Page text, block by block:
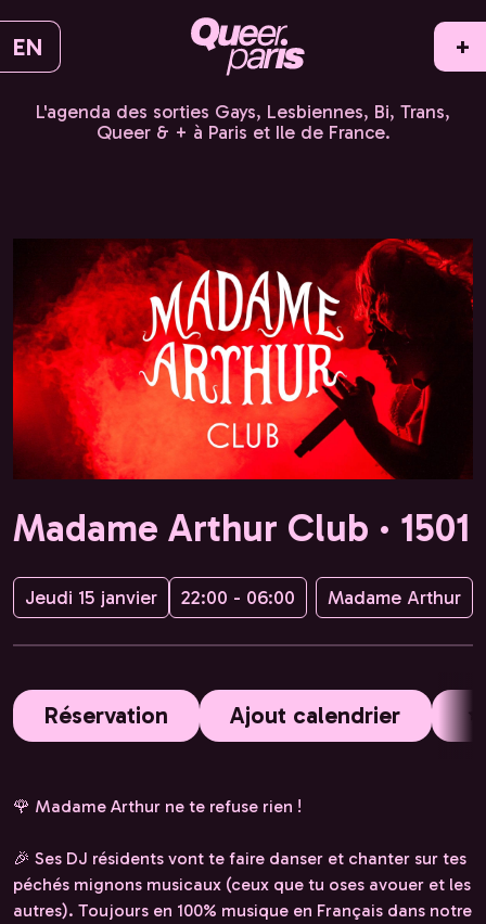
EN +
L'agenda des sorties Gays, Lesbiennes, Bi, Trans,
Queer & + à Paris et Ile de France.
Madame Arthur Club · 1501
Jeudi 15 janvier 22:00 - 06:00 Madame Arthur
Réservation Ajout calendrier
🌹 Madame Arthur ne te refuse rien !
🎉 Ses DJ résidents vont te faire danser et chanter sur tes
péchés mignons musicaux (ceux que tu oses avouer et les
autres). Toujours en 100% musique en Français dans notre